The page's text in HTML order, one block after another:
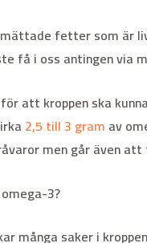
fetter som är
få i oss antingen
att kroppen ska
2,5 till 3 gram av
men går även
3?
många saker i